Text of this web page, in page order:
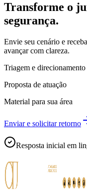
Transforme o
segurança.
Envie seu cenário e
avançar com clareza.
Triagem e direcionamento
Proposta de atuação
Material para sua área
Enviar e solicitar retorno
Resposta inicial em